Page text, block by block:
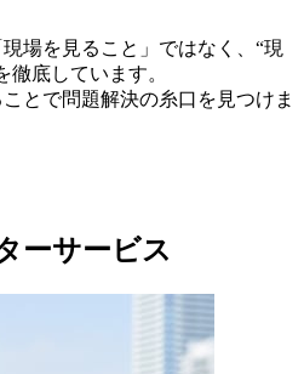
場を見ること」ではなく、“現
徹底しています。
とで問題解決の糸口を見つけま
ーサービス